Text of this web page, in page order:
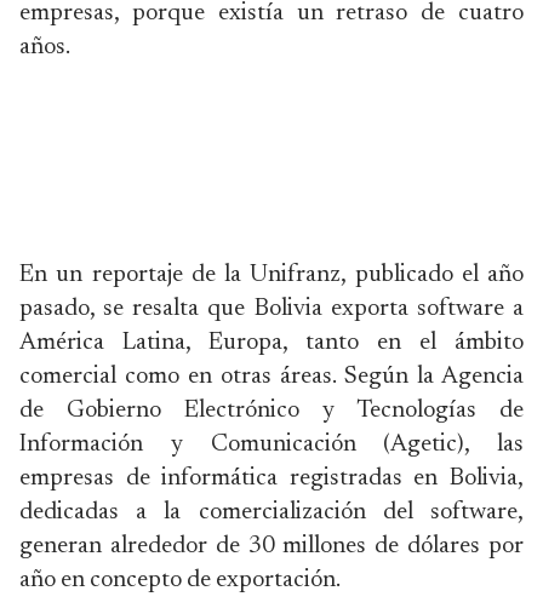
empresas, porque existía un retraso de cuatro
años.
En un reportaje de la Unifranz, publicado el año
pasado, se resalta que Bolivia exporta software a
América Latina, Europa, tanto en el ámbito
comercial como en otras áreas. Según la Agencia
de Gobierno Electrónico y Tecnologías de
Información y Comunicación (Agetic), las
empresas de informática registradas en Bolivia,
dedicadas a la comercialización del software,
generan alrededor de 30 millones de dólares por
año en concepto de exportación.